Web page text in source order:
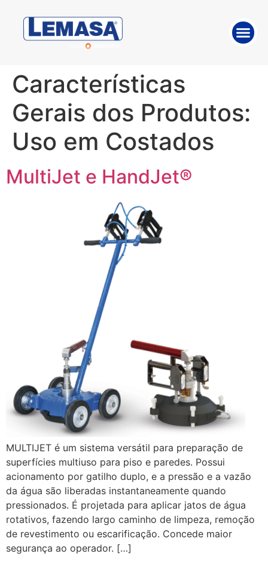
Características
Gerais dos Produtos:
Uso em Costados
MultiJet e HandJet®
MULTIJET é um sistema versátil para preparação de
superfícies multiuso para piso e paredes. Possui
acionamento por gatilho duplo, e a pressão e a vazão
da água são liberadas instantaneamente quando
pressionados. É projetada para aplicar jatos de água
rotativos, fazendo largo caminho de limpeza, remoção
de revestimento ou escarificação. Concede maior
segurança ao operador. […]